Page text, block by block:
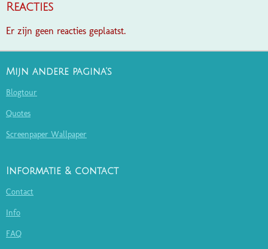
Reacties
Er zijn geen reacties geplaatst.
Mijn andere pagina's
Blogtour
Quotes
Screenpaper Wallpaper
Informatie & contact
Contact
Info
FAQ